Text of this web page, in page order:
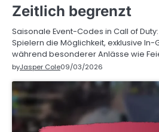
Zeitlich begrenzt
Saisonale Event-Codes in Call of
Spielern die Möglichkeit, exklusive
während besonderer Anlässe wie
byJasper Cole09/03/2026